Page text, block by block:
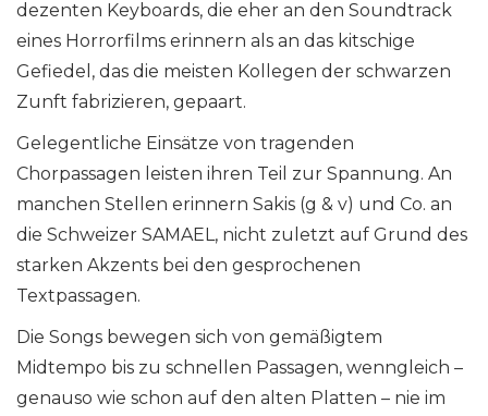
dezenten Keyboards, die eher an den Soundtrack
eines Horrorfilms erinnern als an das kitschige
Gefiedel, das die meisten Kollegen der schwarzen
Zunft fabrizieren, gepaart.
Gelegentliche Einsätze von tragenden
Chorpassagen leisten ihren Teil zur Spannung. An
manchen Stellen erinnern Sakis (g & v) und Co. an
die Schweizer SAMAEL, nicht zuletzt auf Grund des
starken Akzents bei den gesprochenen
Textpassagen.
Die Songs bewegen sich von gemäßigtem
Midtempo bis zu schnellen Passagen, wenngleich –
genauso wie schon auf den alten Platten – nie im